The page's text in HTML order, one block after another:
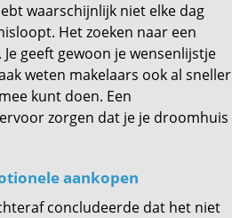
waarschijnlijk niet elke dag
Het zoeken naar een
geeft gewoon je wensenlijstje
weten makelaars ook al sneller
kunt doen. Een
zorgen dat je je droomhuis
aankopen
concludeerde dat het niet